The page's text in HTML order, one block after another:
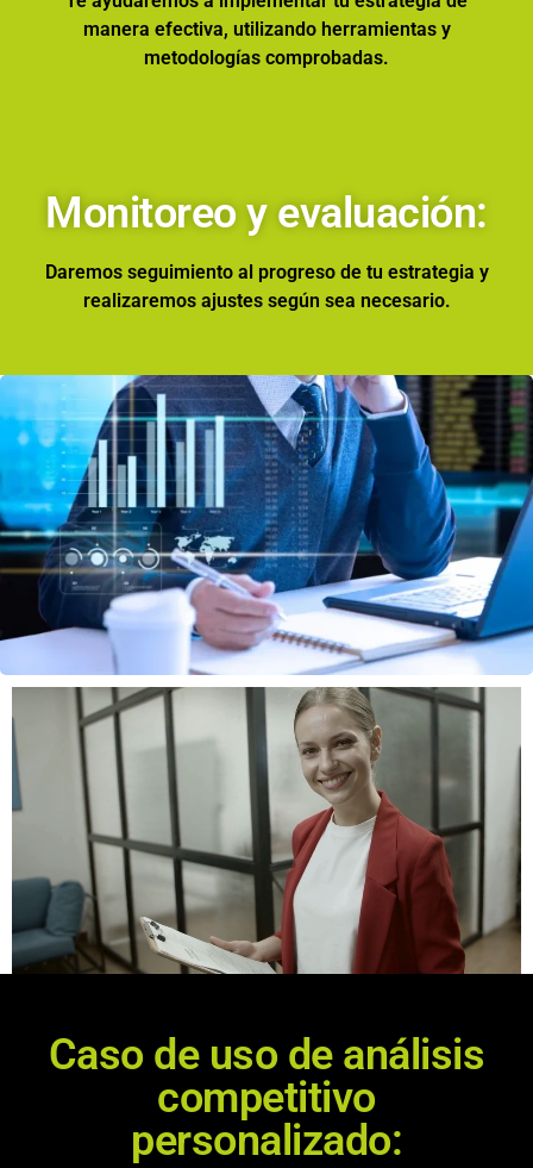
manera efectiva, utilizando herramientas y
metodologías comprobadas.
Monitoreo y evaluación:
Daremos seguimiento al progreso de tu estrategia y
realizaremos ajustes según sea necesario.
Caso de uso de análisis
competitivo
personalizado: